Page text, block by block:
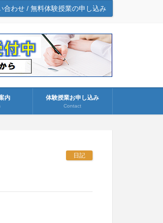
合わせ / 無料体験授業の申し込み
内 体験授業お申し込み
Contact
日記